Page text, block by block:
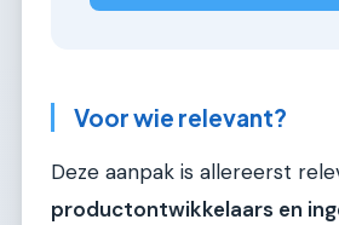
Voor wie relevant?
Deze aanpak is allereerst
productontwikkelaars en